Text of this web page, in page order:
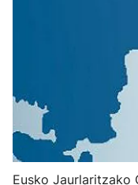
Eusko Jaurlaritzako